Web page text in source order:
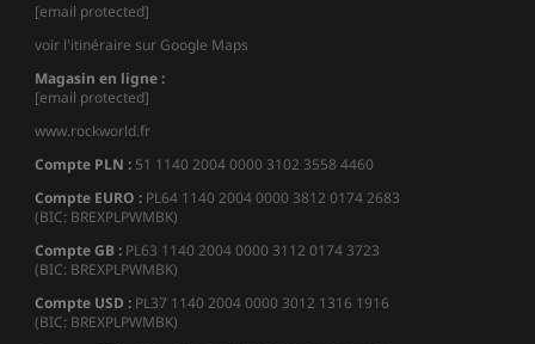
[email protected]
voir l'itinéraire sur Google Maps
Magasin en ligne :
[email protected]
www.rockworld.fr
Compte PLN : 51 1140 2004 0000 3102 3558 4460
Compte EURO : PL64 1140 2004 0000 3812 0174 2683
(BIC: BREXPLPWMBK)
Compte GB : PL63 1140 2004 0000 3112 0174 3723
(BIC: BREXPLPWMBK)
Compte USD : PL37 1140 2004 0000 3012 1316 1916
(BIC: BREXPLPWMBK)